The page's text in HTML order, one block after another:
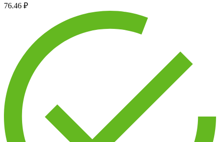
76.46 ₽